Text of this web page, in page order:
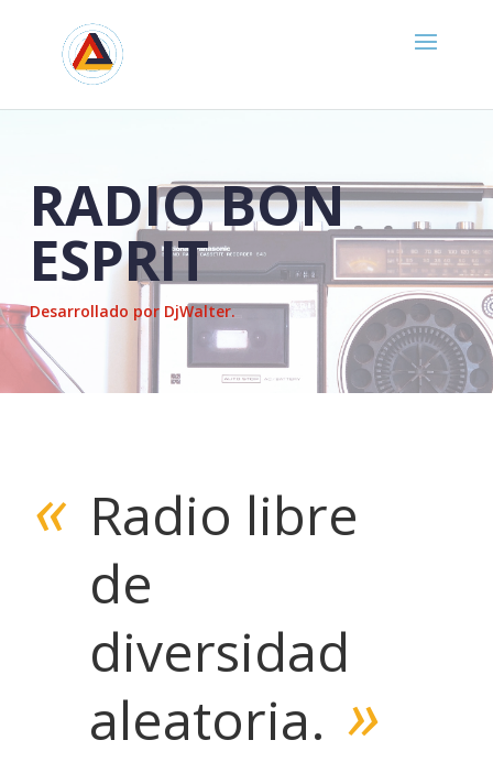
RADIO BON
ESPRIT
Desarrollado por DjWalter.
« Radio libre
de
diversidad
aleatoria. »